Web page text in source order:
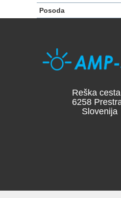
Posoda
Reška cesta
6258
Slovenija